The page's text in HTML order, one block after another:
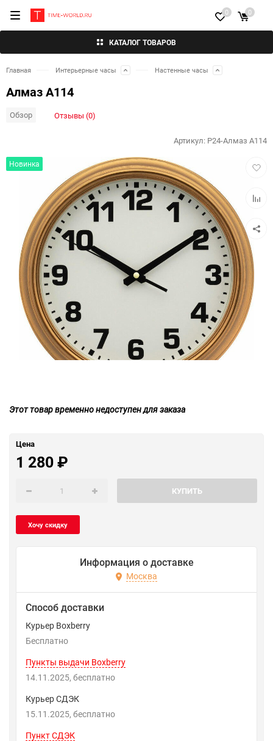
КАТАЛОГ ТОВАРОВ
0 0
Главная Интерьерные часы Настенные часы
Алмаз А114
Обзор Отзывы (0)
Новинка
Артикул: P24-Алмаз А114
Этот товар временно недоступен для заказа
Цена
1 280₽
КУПИТЬ
Информация о доставке
Москва
Способ доставки
Курьер Boxberry
Бесплатно
Пункты выдачи Boxberry
14.11.2025
Бесплатно
Курьер СДЭК
15.11.2025
Бесплатно
Пункт СДЭК